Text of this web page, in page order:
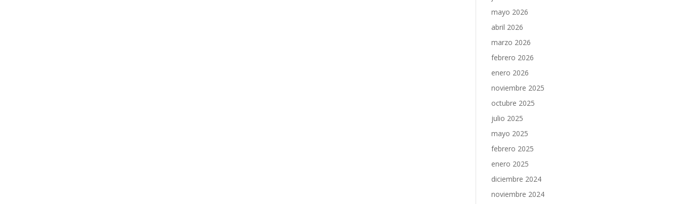
mayo 2026
abril 2026
marzo 2026
febrero 2026
enero 2026
noviembre 2025
octubre 2025
julio 2025
mayo 2025
febrero 2025
enero 2025
diciembre 2024
noviembre 2024